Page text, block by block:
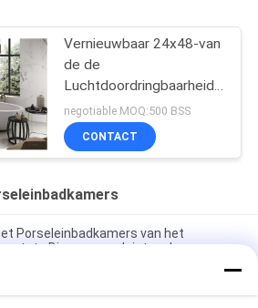
Vernieuwbaar 24x48-van
de de
Luchtdoordringbaarheid
van de Porseleintegel
Fijn Laag de
Absorptietarief
negotiable MOQ:500 BSS
CONTACT
Porseleinbadkamers van het
Binnenporseleintegels
Keramische tegel Beige Kleur
de Marmeren Ontwerp